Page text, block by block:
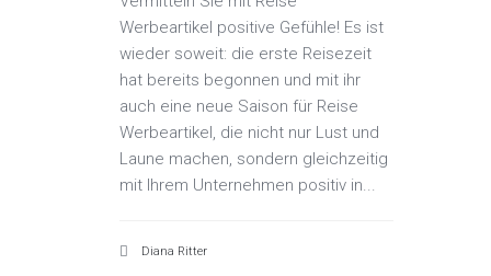
Werbeartikel positive Gefühle! Es ist
wieder soweit: die erste Reisezeit
hat bereits begonnen und mit ihr
auch eine neue Saison für Reise
Werbeartikel, die nicht nur Lust und
Laune machen, sondern gleichzeitig
mit Ihrem Unternehmen positiv in...
Diana Ritter